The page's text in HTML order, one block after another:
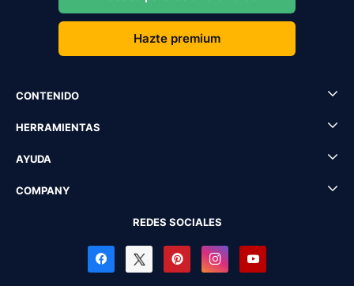
Hazte premium
CONTENIDO
HERRAMIENTAS
AYUDA
COMPANY
REDES SOCIALES